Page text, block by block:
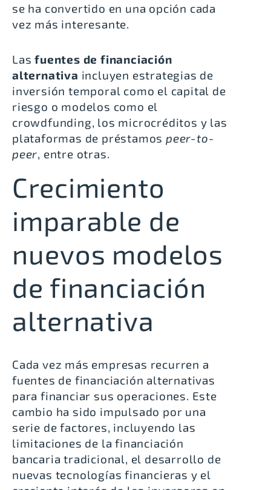
se ha convertido en una opción cada
vez más interesante.
Lasfuentes de financiación
alternativa incluyen estrategias de
inversión temporal como el capital de
riesgo o modelos como el
crowdfunding, los microcréditos y las
plataformas de préstamospeer-to-
peer, entre otras.
Crecimiento
imparable de
nuevos modelos
de financiación
alternativa
Cada vez más empresas recurren a
fuentes de financiación alternativas
para financiar sus operaciones. Este
cambio ha sido impulsado por una
serie de factores, incluyendo las
limitaciones de la financiación
bancaria tradicional, el desarrollo de
nuevas tecnologías financieras y el